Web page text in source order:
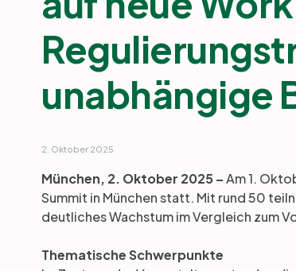
unabhängige
2. Oktober 2025
München, 2. Oktober 2025 –Am 1.
Summit in München statt. Mit rund 50
deutliches Wachstum im Vergleich zum
Thematische Schwerpunkte